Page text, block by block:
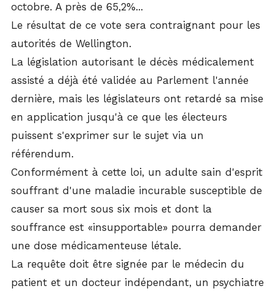
octobre. A près de 65,2%...
Le résultat de ce vote sera contraignant pour les
autorités de Wellington.
La législation autorisant le décès médicalement
assisté a déjà été validée au Parlement l'année
dernière, mais les législateurs ont retardé sa mise
en application jusqu'à ce que les électeurs
puissent s'exprimer sur le sujet via un
référendum.
Conformément à cette loi, un adulte sain d'esprit
souffrant d'une maladie incurable susceptible de
causer sa mort sous six mois et dont la
souffrance est «insupportable» pourra demander
une dose médicamenteuse létale.
La requête doit être signée par le médecin du
patient et un docteur indépendant, un psychiatre